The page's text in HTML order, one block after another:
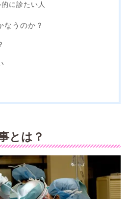
に診たい人
なうのか？
とは？